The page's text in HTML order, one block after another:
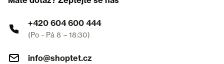
+420 604 600 444
(Po - Pá 8 – 18:30)
info@shoptet.cz